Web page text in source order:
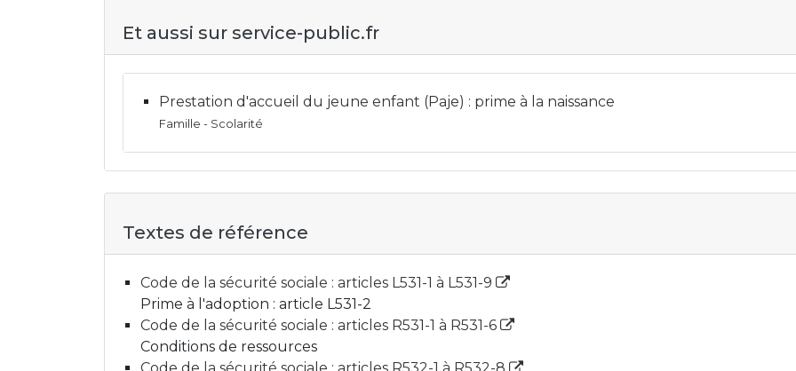
Et aussi sur service-public.fr
Prestation d'accueil du jeune enfant (Paje) : prime à la naissance
Famille - Scolarité
Textes de référence
Code de la sécurité sociale : articles L531-1 à L531-9
Prime à l'adoption : article L531-2
Code de la sécurité sociale : articles R531-1 à R531-6
Conditions de ressources